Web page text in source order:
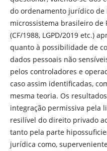
do ordenamento jurídico de
microssistema brasileiro de
(CF/1988, LGPD/2019 etc.)
quanto à possibilidade de
dados pessoais não
pelos controladores e
caso assim identificadas,
mesma teoria. Os
integração permissiva pela
resilível do direito privado
tanto pela parte
jurídica como,